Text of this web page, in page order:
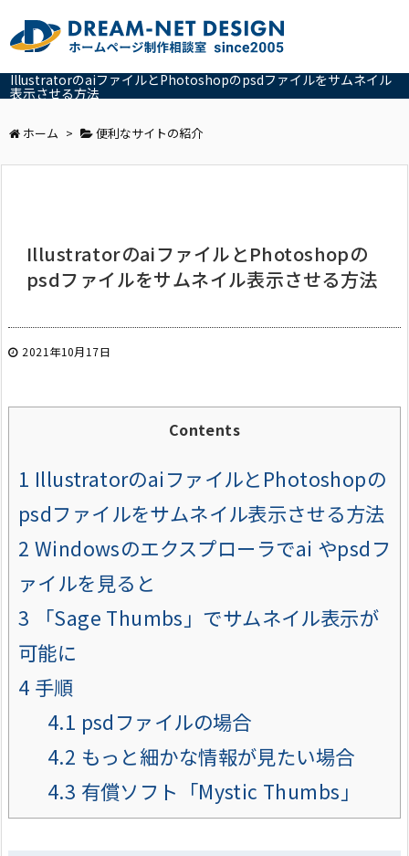
IllustratorのaiファイルとPhotoshopのpsdファイルをサムネイル
表示させる方法
ホーム > 便利なサイトの紹介
IllustratorのaiファイルとPhotoshopの
psdファイルをサムネイル表示させる方法
2021年10月17日
Contents
1 IllustratorのaiファイルとPhotoshopの
psdファイルをサムネイル表示させる方法
2 Windowsのエクスプローラでai やpsdフ
ァイルを見ると
3 「Sage Thumbs」でサムネイル表示が
可能に
4 手順
4.1 psdファイルの場合
4.2 もっと細かな情報が見たい場合
4.3 有償ソフト「Mystic Thumbs」